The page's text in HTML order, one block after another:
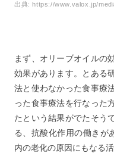
出典:https://www.valox.jp/
まず、オリーブオイルの
効果があります。とある
法と使わなかった食事療
った食事療法を行なった
たという結果がでたそう
る、抗酸化作用の働きが
内の老化の原因にもなる